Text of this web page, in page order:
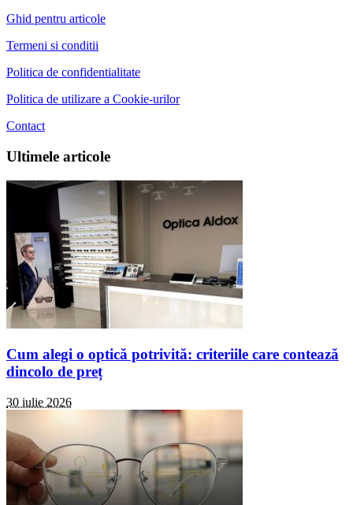
Ghid pentru articole
Termeni si conditii
Politica de confidentialitate
Politica de utilizare a Cookie-urilor
Contact
Ultimele articole
Cum alegi o optică potrivită: criteriile care contează
dincolo de preț
30 iulie 2026